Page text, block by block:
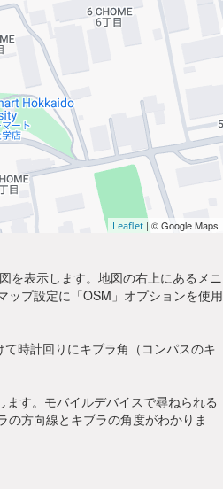
Leaflet | © Google Maps
を表示します。地図の右上にあるメニ
ップ設定に「OSM」オプションを使用
時計回りにキブラ角（コンパスのキ
す。モバイルデバイスで尋ねられる
方向線とキブラの角度がわかりま